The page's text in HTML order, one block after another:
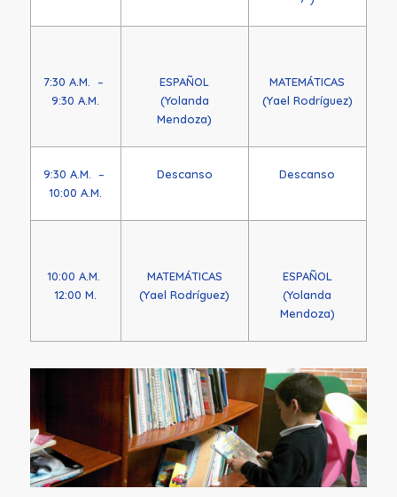
7:30 A.M. –
9:30 A.M.
ESPAÑOL
(Yolanda
Mendoza)
MATEMÁTICAS
(Yael Rodríguez)
9:30 A.M. –
10:00 A.M.
Descanso Descanso
10:00 A.M.
12:00 M.
MATEMÁTICAS
(Yael Rodríguez)
ESPAÑOL
(Yolanda
Mendoza)